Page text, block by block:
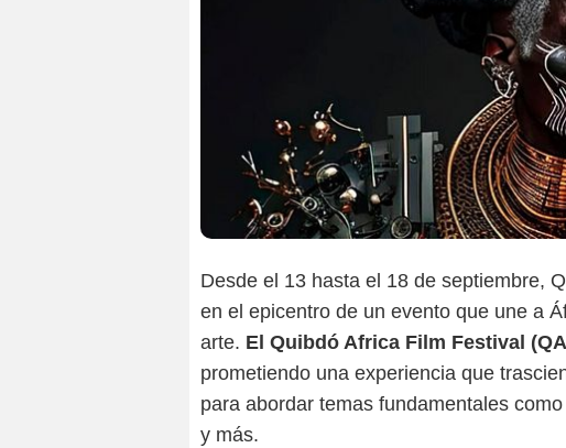
Desde el 13 hasta el 18 de septiembre,
en el epicentro de un evento que une a
arte. El Quibdó Africa Film Festival
prometiendo una experiencia que
para abordar temas fundamentales
y más.